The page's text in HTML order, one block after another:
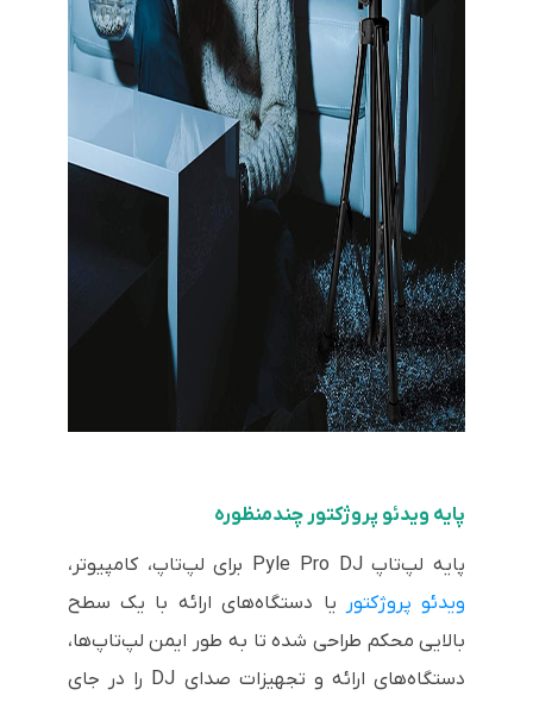
پایه ویدئو پروژکتور چندمنظوره
پایه لپ‌تاپ Pyle Pro DJ برای لپ‌تاپ، کامپیوتر،
ویدئو پروژکتور یا دستگاه‌های ارائه با یک سطح
بالایی محکم طراحی شده تا به طور ایمن لپ‌تاپ‌ها،
دستگاه‌های ارائه و تجهیزات صدای DJ را در جای